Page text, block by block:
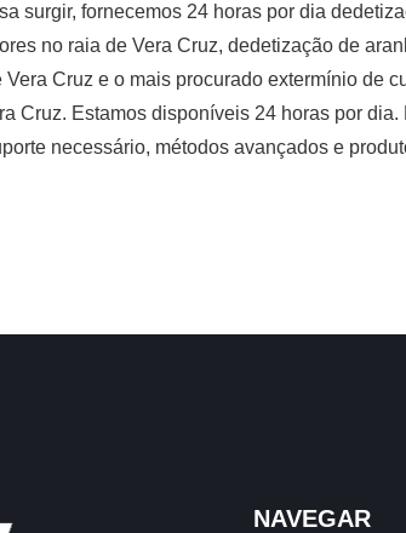
surgir, fornecemos 24 horas por dia
no raia de Vera Cruz, dedetização de
Vera Cruz e o mais procurado extermínio de
Cruz. Estamos disponíveis 24 horas por
necessário, métodos avançados e
NAVEGAR